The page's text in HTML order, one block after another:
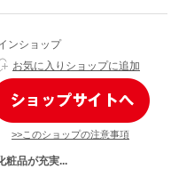
ンショップ
お気に入りショップに追加
>>このショップの注意事項
粧品が充実...